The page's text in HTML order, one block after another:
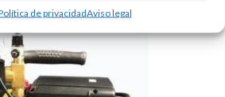
de privacidadAviso legal